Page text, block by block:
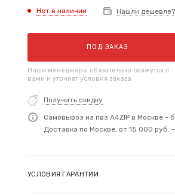
Нет в наличии Нашли дешевле?
ПОД ЗАКАЗ
Наши менеджеры обязательно свяжутся с
вами и уточнят условия заказа
Получить скидку
Самовывоз из пвз A4ZIP в Москве -
Доставка по Москве, от 15 000 руб.
УСЛОВИЯ ГАРАНТИИ